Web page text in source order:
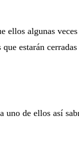
ellos algunas
estarán
de ellos así